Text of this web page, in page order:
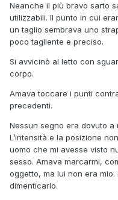
Neanche il più bravo sarto
utilizzabili. Il punto in cui
un taglio sembrava uno
poco tagliente e preciso.
Si avvicinò al letto con
corpo.
Amava toccare i punti
precedenti.
Nessun segno era dovuto a
L’intensità e la posizione
uomo che mi avesse visto
sesso. Amava marcarmi,
oggetto, ma lui non era
dimenticarlo.